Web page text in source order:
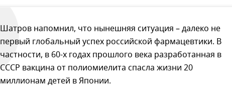
Шатров напомнил, что нынешняя ситуация – далеко не
первый глобальный успех российской фармацевтики. В
частности, в 60-х годах прошлого века разработанная в
СССР вакцина от полиомиелита спасла жизни 20
миллионам детей в Японии.